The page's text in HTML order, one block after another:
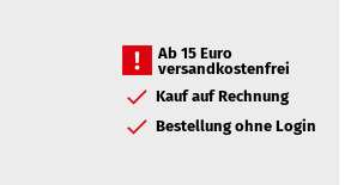
Ab 15 Euro
versandkostenfrei
Kauf auf Rechnung
Bestellung ohne Login